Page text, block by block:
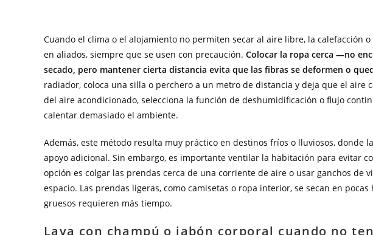
Cuando el clima o el alojamiento no permiten secar al aire libre, la calefacción
en aliados, siempre que se usen con precaución. Colocar la ropa cerca —no
secado, pero mantener cierta distancia evita que las fibras se deformen o
radiador, coloca una silla o perchero a un metro de distancia y deja que el aire
del aire acondicionado, selecciona la función de deshumidificación o flujo
calentar demasiado el ambiente.
Además, este método resulta muy práctico en destinos fríos o lluviosos, donde
apoyo adicional. Sin embargo, es importante ventilar la habitación para evitar
opción es colgar las prendas cerca de una corriente de aire o usar ganchos de
espacio. Las prendas ligeras, como camisetas o ropa interior, se secan en
gruesos requieren más tiempo.
Lava con champú o jabón corporal cuando no